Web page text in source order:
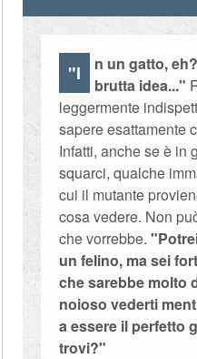
"I
n un gatto,
brutta idea..."
leggermente
sapere esattamente
Infatti, anche se è in
squarci, qualche
cui il mutante
cosa vedere. Non
che vorrebbe.
un felino, ma sei
che sarebbe molto
noioso vederti
a essere il perfetto
trovi?"